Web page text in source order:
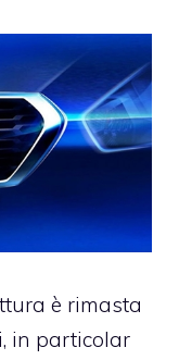
è rimasta
in particolar